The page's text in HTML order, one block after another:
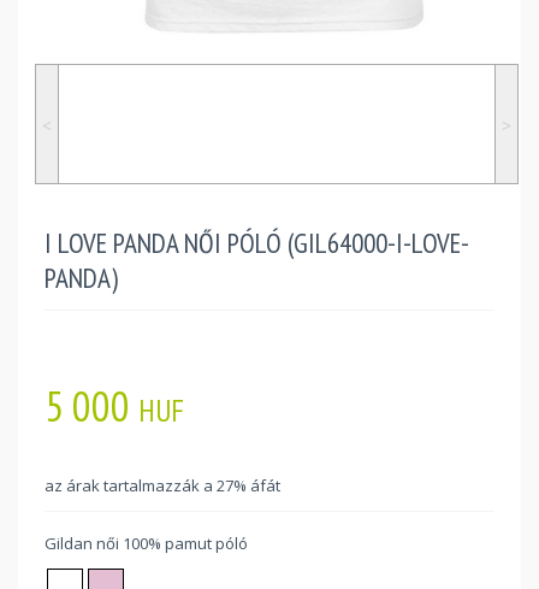
˂ ˃
I LOVE PANDA NŐI PÓLÓ (GIL64000-I-LOVE-
PANDA)
5 000 HUF
az árak tartalmazzák a 27% áfát
Gildan női 100% pamut póló